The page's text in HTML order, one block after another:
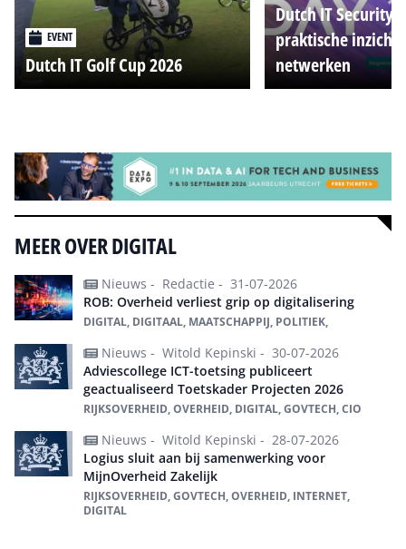
EVENT
Dutch IT Golf Cup 2026
Dutch IT Security
praktische
netwerken
MEER OVER DIGITAL
Nieuws - Redactie - 31-07-2026
ROB: Overheid verliest grip op digitalisering
DIGITAL, DIGITAAL, MAATSCHAPPIJ, POLITIEK,
Nieuws - Witold Kepinski - 30-07-2026
Adviescollege ICT-toetsing publiceert
geactualiseerd Toetskader Projecten 2026
RIJKSOVERHEID, OVERHEID, DIGITAL, GOVTECH, CIO
Nieuws - Witold Kepinski - 28-07-2026
Logius sluit aan bij samenwerking voor
MijnOverheid Zakelijk
RIJKSOVERHEID, GOVTECH, OVERHEID, INTERNET,
DIGITAL